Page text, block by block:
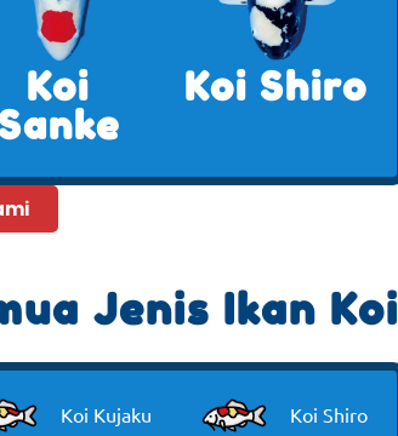
Koi
Koi Shiro
Jenis Ikan Koi
Koi Kujaku Koi Shiro